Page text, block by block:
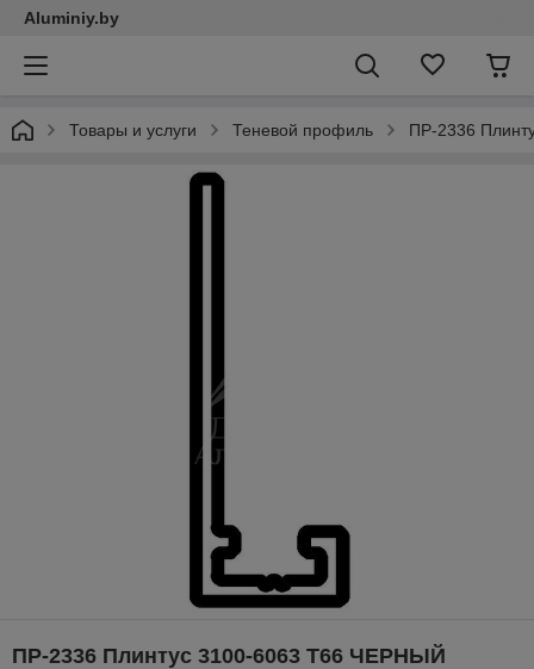
Aluminiy.by
Товары и услуги Теневой профиль ПР-2336
ПР-2336 Плинтус 3100-6063 Т66 ЧЕРНЫЙ